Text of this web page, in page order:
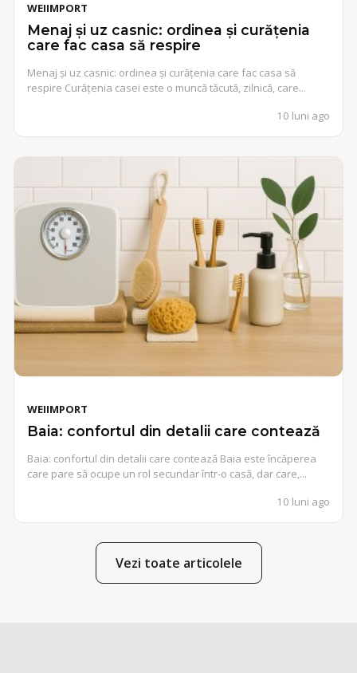
WEIIMPORT
Menaj și uz casnic: ordinea și curățenia
care fac casa să respire
Menaj și uz casnic: ordinea și curățenia care fac casa să
respire Curățenia casei este o muncă tăcută, zilnică, care...
10 luni ago
WEIIMPORT
Baia: confortul din detalii care contează
Baia: confortul din detalii care contează Baia este încăperea
care pare să ocupe un rol secundar într-o casă, dar care,...
10 luni ago
Vezi toate articolele